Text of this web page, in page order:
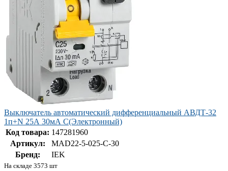
Выключатель автоматический дифференциальный АВДТ-32
1п+N 25А 30мА С(Электронный)
Код товара: 147281960
Артикул:
MAD22-5-025-C-30
Бренд:
IEK
На складе 3573 шт